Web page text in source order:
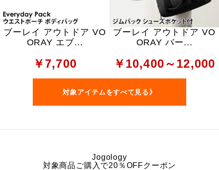
ブーレイ アウトドア VO
ORAY エブ...
￥7,700
ブーレイ アウトドア VO
ORAY バー...
￥10,400～12,000
対象アイテムをすべて見る》
Jogology
対象商品ご購入で20％OFFクーポン